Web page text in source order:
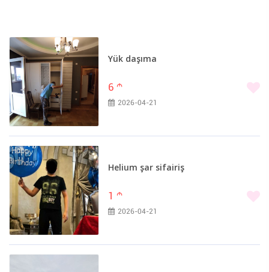
Yük daşıma
6 m
2026-04-21
Helium şar sifairiş
1 m
2026-04-21